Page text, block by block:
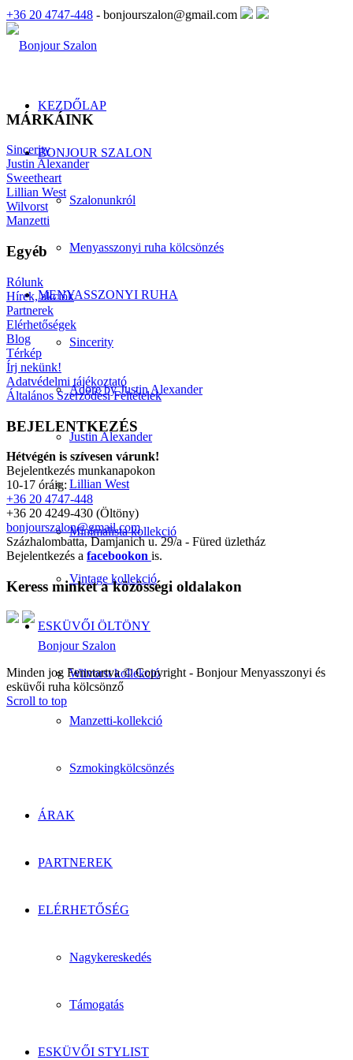
+36 20 4747-448 - bonjourszalon@gmail.com
KEZDŐLAP
BONJOUR SZALON
Szalonunkról
Menyasszonyi ruha kölcsönzés
MENYASSZONYI RUHA
Sincerity
Adore by Justin Alexander
Justin Alexander
Lillian West
Minimalista kollekció
Vintage kollekció
ESKÜVŐI ÖLTÖNY
Wilvorst kollekció
Manzetti-kollekció
Szmokingkölcsönzés
ÁRAK
PARTNEREK
ELÉRHETŐSÉG
Nagykereskedés
Támogatás
ESKÜVŐI STYLIST
MÁRKÁINK
Sincerity
Justin Alexander
Sweetheart
Lillian West
Wilvorst
Manzetti
Egyéb
Rólunk
Hírek, akciók
Partnerek
Elérhetőségek
Blog
Térkép
Írj nekünk!
Adatvédelmi tájékoztató
Általános Szerződési Feltételek
BEJELENTKEZÉS
Hétvégén is szívesen várunk!
Bejelentkezés munkanapokon
10-17 óráig:
+36 20 4747-448
+36 20 4249-430 (Öltöny)
bonjourszalon@gmail.com
Százhalombatta, Damjanich u. 29/a - Füred üzletház
Bejelentkezés a facebookon is.
Keress minket a közösségi oldalakon
Bonjour Szalon
Minden jog Fenntartva © Copyright - Bonjour Menyasszonyi és
esküvői ruha kölcsönző
Scroll to top